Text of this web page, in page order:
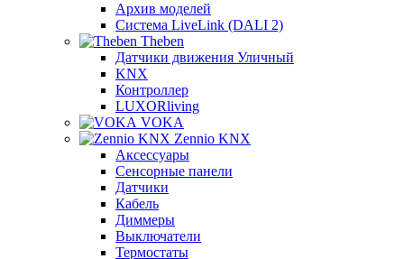
Архив моделей
Система LiveLink (DALI 2)
Theben
Датчики движения Уличный
KNX
Контроллер
LUXORliving
VOKA
Zennio KNX
Аксессуары
Сенсорные панели
Датчики
Кабель
Диммеры
Выключатели
Термостаты